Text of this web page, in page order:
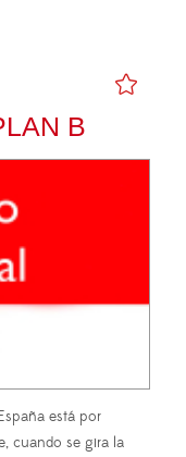
B
está por
cuando se gira la